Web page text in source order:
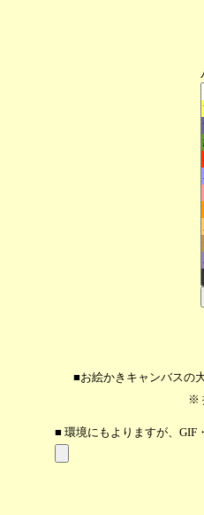
■お絵かきキャンバスの
※
■ 環境にもよりますが、GIF